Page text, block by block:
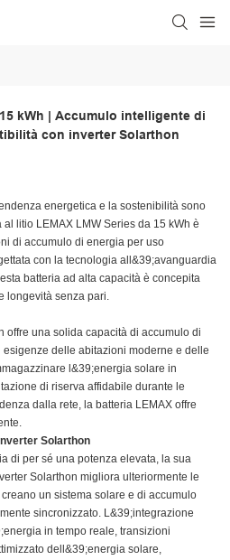
kWh | Accumulo intelligente di
con inverter Solarthon
energetica e la sostenibilità sono
litio LEMAX LMW Series da 15 kWh è
di accumulo di energia per uso
con la tecnologia all&39;avanguardia
batteria ad alta capacità è concepita
longevità senza pari.
offre una solida capacità di accumulo di
delle abitazioni moderne e delle
l&39;energia solare in
di riserva affidabile durante le
dalla rete, la batteria LEMAX offre
Solarthon
di per sé una potenza elevata, la sua
Solarthon migliora ulteriormente le
un sistema solare e di accumulo
sincronizzato. L&39;integrazione
in tempo reale, transizioni
dell&39;energia solare,